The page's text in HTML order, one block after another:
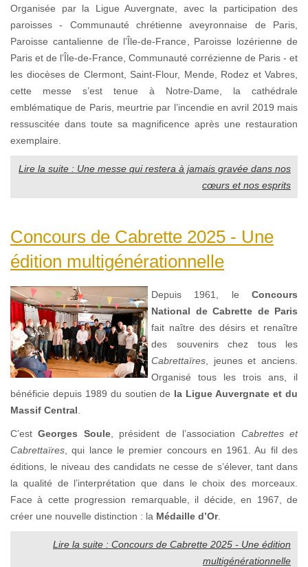
Organisée par la Ligue Auvergnate, avec la participation des
paroisses - Communauté chrétienne aveyronnaise de Paris,
Paroisse cantalienne de l’Île-de-France, Paroisse lozérienne de
Paris et de l’Île-de-France, Communauté corrézienne de Paris - et
les diocèses de Clermont, Saint-Flour, Mende, Rodez et Vabres,
cette messe s’est tenue à Notre-Dame, la cathédrale
emblématique de Paris, meurtrie par l’incendie en avril 2019 mais
ressuscitée dans toute sa magnificence après une restauration
exemplaire.
Lire la suite : Une messe qui restera à jamais gravée dans nos
cœurs et nos esprits
Concours de Cabrette 2025 - Une
édition multigénérationnelle
Depuis 1961, le Concours
National de Cabrette de Paris
fait naître des désirs et renaître
des souvenirs chez tous les
Cabrettaïres , jeunes et anciens.
Organisé tous les trois ans, il
bénéficie depuis 1989 du soutien de la Ligue Auvergnate et du
Massif Central
C’estGeorges Soule, président de l’association Cabrettes et
Cabrettaïres , qui lance le premier concours en 1961. Au fil des
éditions, le niveau des candidats ne cesse de s’élever, tant dans
la qualité de l’interprétation que dans le choix des morceaux.
Face à cette progression remarquable, il décide, en 1967, de
créer une nouvelle distinction : la Médaille d’Or.
Lire la suite : Concours de Cabrette 2025 - Une édition
multigénérationnelle